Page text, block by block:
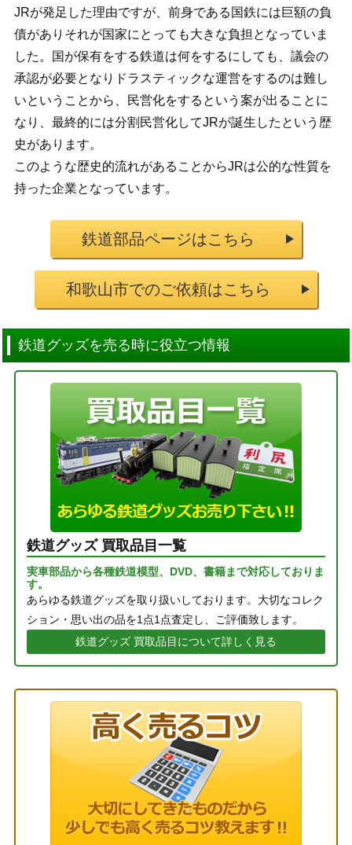
JRが発足した理由ですが、前身である国鉄には巨額の負
債がありそれが国家にとっても大きな負担となっていま
した。国が保有をする鉄道は何をするにしても、議会の
承認が必要となりドラスティックな運営をするのは難し
いということから、民営化をするという案が出ることに
なり、最終的には分割民営化してJRが誕生したという歴
史があります。
このような歴史的流れがあることからJRは公的な性質を
持った企業となっています。
鉄道部品ページはこちら
和歌山市でのご依頼はこちら
鉄道グッズを売る時に役立つ情報
鉄道グッズ 買取品目一覧
実車部品から各種鉄道模型、DVD、書籍まで対応しておりま
す。
あらゆる鉄道グッズを取り扱いしております。大切なコレク
ション・思い出の品を1点1点査定し、ご評価致します。
鉄道グッズ 買取品目について詳しく見る